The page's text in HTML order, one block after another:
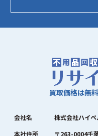
買取価格は無
会社名
株式会社ハイペ
本社住所
〒263-0004千